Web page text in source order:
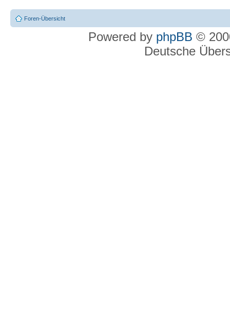
Foren-Übersicht
Powered by phpBB ©
Deutsche